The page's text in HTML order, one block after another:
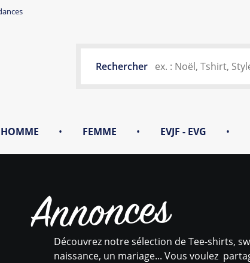
Rechercher
HOMME • FEMME • EVJF - EVG •
Annonces
Découvrez notre sélection de Tee-shirts,
naissance, un mariage... Vous voulez